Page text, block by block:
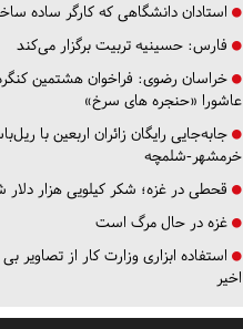
استادان دانشگاهی که کارگر ساده
فارس: حسینیه تربیت برگزار می‌کند
خراسان رضوی: فراخوان هشتمین
عاشورا «حنجره های سرخ»
جابه‌جایی رایگان زائران اربعین با
خرمشهر-شلمچه
قحطی در غزه؛ شکر کیلویی هزار دلار
غزه در حال مرگ است
استفاده ابزاری وزارت کار از
اخیر